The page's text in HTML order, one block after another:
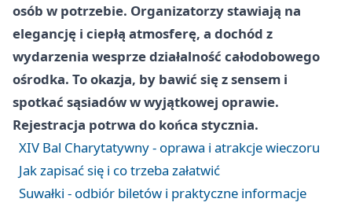
osób w potrzebie. Organizatorzy stawiają na
elegancję i ciepłą atmosferę, a dochód z
wydarzenia wesprze działalność całodobowego
ośrodka. To okazja, by bawić się z sensem i
spotkać sąsiadów w wyjątkowej oprawie.
Rejestracja potrwa do końca stycznia.
XIV Bal Charytatywny - oprawa i atrakcje wieczoru
Jak zapisać się i co trzeba załatwić
Suwałki - odbiór biletów i praktyczne informacje